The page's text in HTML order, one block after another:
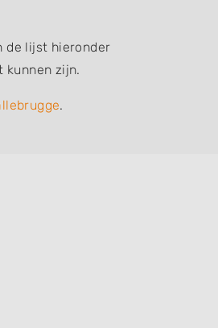
de lijst hieronder
kunnen zijn.
.